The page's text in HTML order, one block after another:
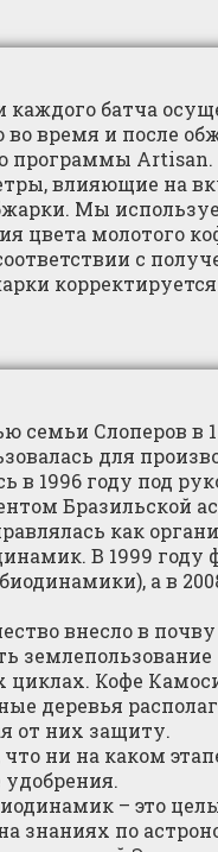
каждого батча
время и после
программы Artisan.
влияющие на
Мы
цвета молотого
с
семьи Слоперов в
для
в 1996 году под
Бразильской
как
В 1999 году
а в
внесло в
землепользование
циклах. Кофе
деревья
от них защиту.
что ни на каком
– это
знаниях по